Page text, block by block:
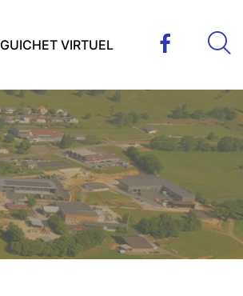
GUICHET VIRTUEL